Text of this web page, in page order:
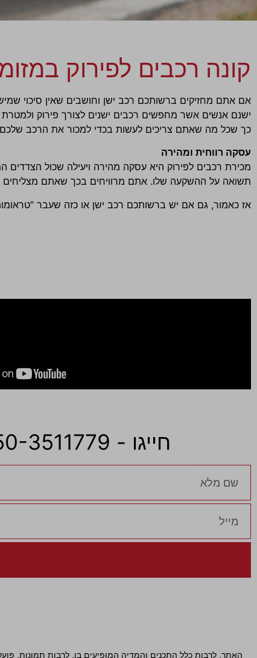
קונה רכבים לפירוק
אם אתם מחזיקים ברשותכם רכב ישן וחושבים שאין סיכוי
ישנם אנשים אשר מחפשים רכבים ישנים לצורך פירוק
כך שכל מה שאתם צריכים לעשות בכדי למכור את הרכב שלכם
עסקה רווחית ומהירה
מכירת רכבים לפירוק היא עסקה מהירה ויעילה שכול
תשואה על ההשקעה שלו. אתם מרוויחים בכך שאתם מצליחים
אז כאמור, גם אם יש ברשותכם רכב ישן או כזה שעבר
חייגו - 050-3511779 / 0505-238-722 או מלאו את טופס ונחזור אליכם
האתר, לרבות כלל התכנים והמדיה המופיעים בו, לרבות תמונות,